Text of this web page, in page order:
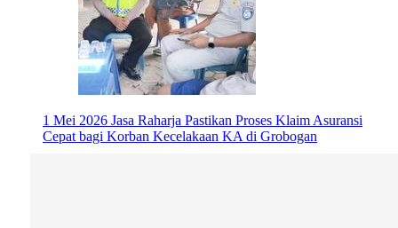
1 Mei 2026 Jasa Raharja Pastikan Proses Klaim Asuransi
Cepat bagi Korban Kecelakaan KA di Grobogan